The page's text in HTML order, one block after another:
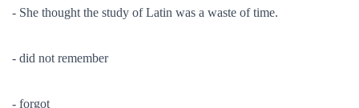
- She thought the study of Latin was a waste of time.
- did not remember
- forgot